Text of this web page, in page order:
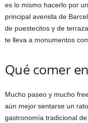
es lo mismo hacerlo por
principal avenida de
de puestecitos y de
te lleva a monumentos
Qué comer
Mucho paseo y mucho
aún mejor sentarse un
gastronomía tradicional